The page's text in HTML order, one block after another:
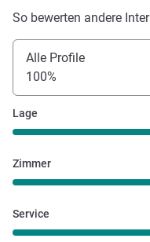
So bewerten andere
Alle Profile
100%
Lage
Zimmer
Service